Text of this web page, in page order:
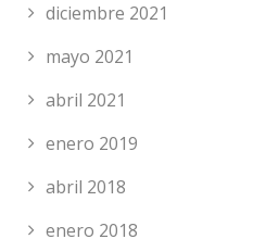
diciembre 2021
mayo 2021
abril 2021
enero 2019
abril 2018
enero 2018